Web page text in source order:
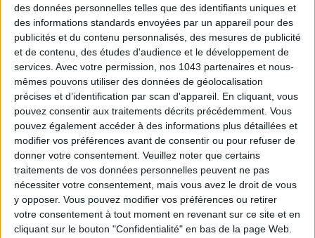
des données personnelles telles que des identifiants uniques et
des informations standards envoyées par un appareil pour des
publicités et du contenu personnalisés, des mesures de publicité
et de contenu, des études d'audience et le développement de
services. Avec votre permission, nos 1043 partenaires et nous-
mêmes pouvons utiliser des données de géolocalisation
précises et d’identification par scan d'appareil. En cliquant, vous
pouvez consentir aux traitements décrits précédemment. Vous
pouvez également accéder à des informations plus détaillées et
modifier vos préférences avant de consentir ou pour refuser de
donner votre consentement. Veuillez noter que certains
traitements de vos données personnelles peuvent ne pas
nécessiter votre consentement, mais vous avez le droit de vous
y opposer. Vous pouvez modifier vos préférences ou retirer
votre consentement à tout moment en revenant sur ce site et en
cliquant sur le bouton "Confidentialité" en bas de la page Web.
ADOPT PARFUMS RÉVOLUTIONNE LA PARFUMERIE MADE IN FRANCE À PETIT PRIX
TOUT CE QUE VOUS DEVEZ FAIRE À PARIS EN AOÛT